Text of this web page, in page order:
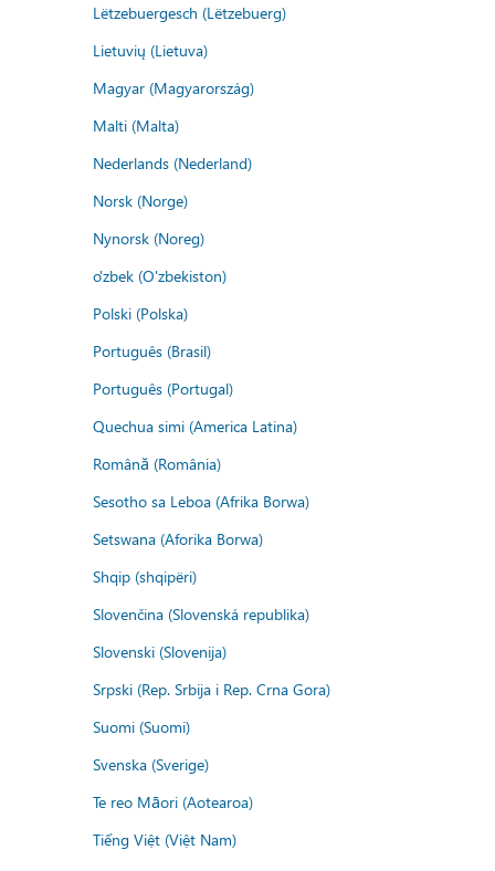
Lëtzebuergesch (Lëtzebuerg)
Lietuvių (Lietuva)
Magyar (Magyarország)
Malti (Malta)
Nederlands (Nederland)
Norsk (Norge)
Nynorsk (Noreg)
o'zbek (O'zbekiston)
Polski (Polska)
Português (Brasil)
Português (Portugal)
Quechua simi (America Latina)
Română (România)
Sesotho sa Leboa (Afrika Borwa)
Setswana (Aforika Borwa)
Shqip (shqipëri)
Slovenčina (Slovenská republika)
Slovenski (Slovenija)
Srpski (Rep. Srbija i Rep. Crna Gora)
Suomi (Suomi)
Svenska (Sverige)
Te reo Māori (Aotearoa)
Tiếng Việt (Việt Nam)